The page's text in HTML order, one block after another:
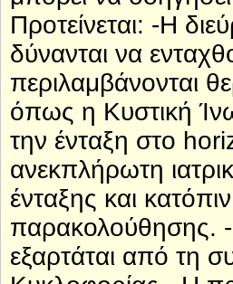
Προτείνεται: -Η
δύνανται να
περιλαμβάνονται
όπως η Κυστική
την ένταξη στο
ανεκπλήρωτη
ένταξης και
παρακολούθησης.
εξαρτάται από τη